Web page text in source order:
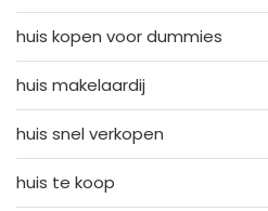
huis kopen voor dummies
huis makelaardij
huis snel verkopen
huis te koop